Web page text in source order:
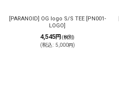
[PARANOID] OG logo S/S TEE [PN001-
LOGO]
4,545円 (税別)
(税込: 5,000円)